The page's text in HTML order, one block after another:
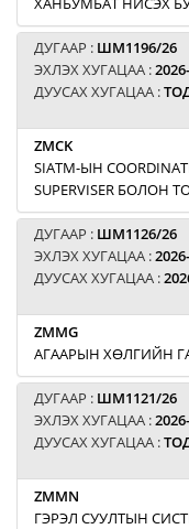
ДУГААР : ШМ1196/26
ЭХЛЭХ ХУГАЦАА :
ДУУСАХ ХУГАЦАА :
ZMCK
SIATM-ЫН
SUPERVISER БОЛОН
ДУГААР : ШМ1126/26
ЭХЛЭХ ХУГАЦАА :
ДУУСАХ ХУГАЦАА :
ZMMG
АГААРЫН ХӨЛГИЙН
ДУГААР : ШМ1121/26
ЭХЛЭХ ХУГАЦАА :
ДУУСАХ ХУГАЦАА :
ZMMN
ГЭРЭЛ СУУЛТЫН